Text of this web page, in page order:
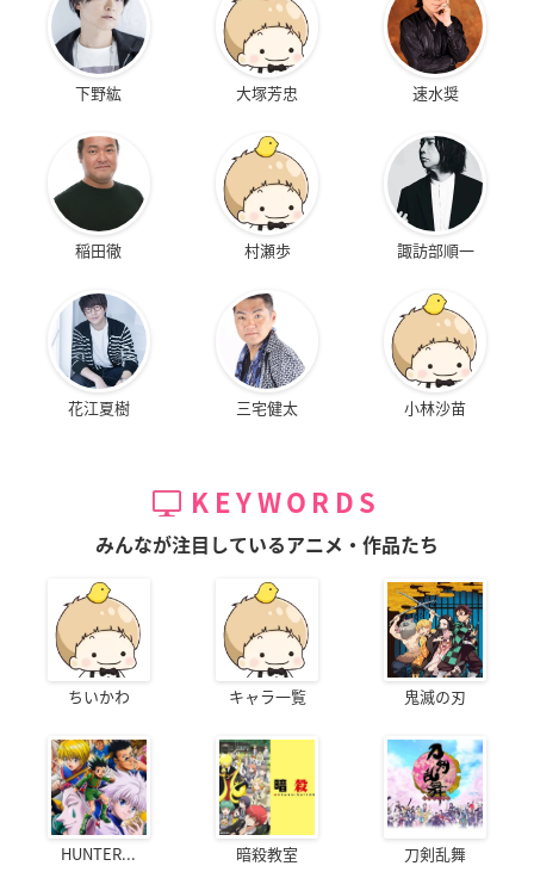
下野紘 大塚芳忠 速水奨
稲田徹 村瀬歩 諏訪部順一
花江夏樹 三宅健太 小林沙苗
KEYWORDS
みんなが注目しているアニメ・作品たち
ちいかわ キャラ一覧 鬼滅の刃
HUNTER... 暗殺教室 刀剣乱舞